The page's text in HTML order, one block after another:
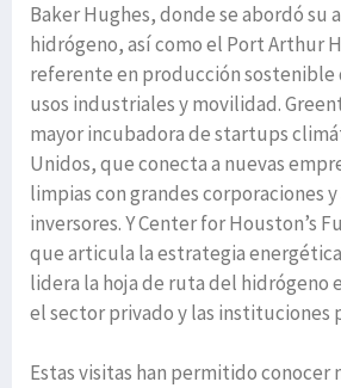
Baker Hughes, donde se abordó su
hidrógeno, así como el Port Arthur
referente en producción sostenible
usos industriales y movilidad.
mayor incubadora de startups
Unidos, que conecta a nuevas
limpias con grandes corporaciones
inversores. Y Center for Houston’s
que articula la estrategia
lidera la hoja de ruta del hidrógeno
el sector privado y las instituciones
Estas visitas han permitido conocer